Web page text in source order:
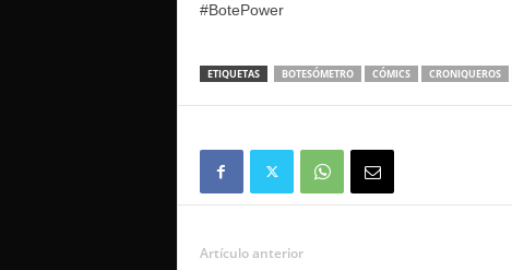
#BotePower
ETIQUETAS BOTESÓMETRO CÓMICS CRONIQUEROS
Artículo anterior